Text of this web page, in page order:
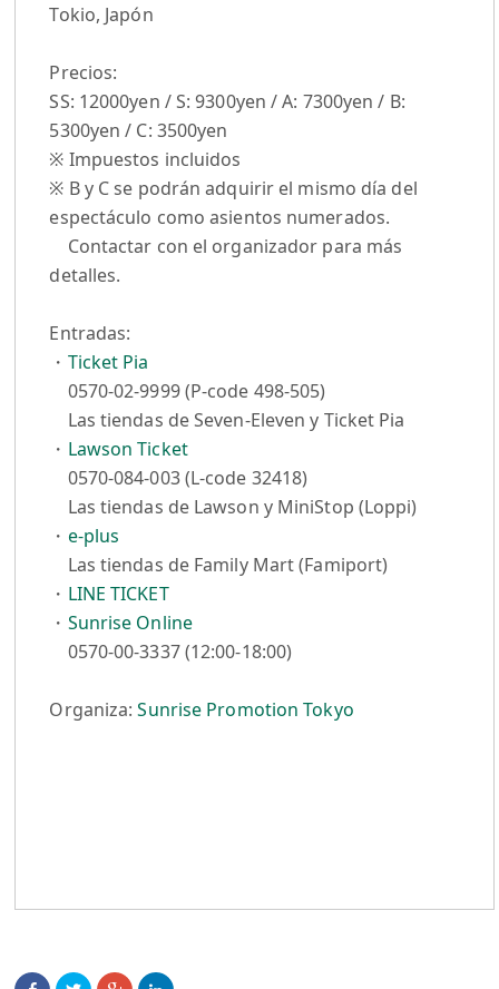
Tokio, Japón
Precios:
SS: 12000yen / S: 9300yen / A: 7300yen / B:
5300yen / C: 3500yen
※ Impuestos incluidos
※ B y C se podrán adquirir el mismo día del
espectáculo como asientos numerados.
Contactar con el organizador para más
detalles.
Entradas:
・ Ticket Pia
0570-02-9999 (P-code 498-505)
Las tiendas de Seven-Eleven y Ticket Pia
・ Lawson Ticket
0570-084-003 (L-code 32418)
Las tiendas de Lawson y MiniStop (Loppi)
・ e-plus
Las tiendas de Family Mart (Famiport)
・ LINE TICKET
・ Sunrise Online
0570-00-3337 (12:00-18:00)
Organiza:Sunrise Promotion Tokyo